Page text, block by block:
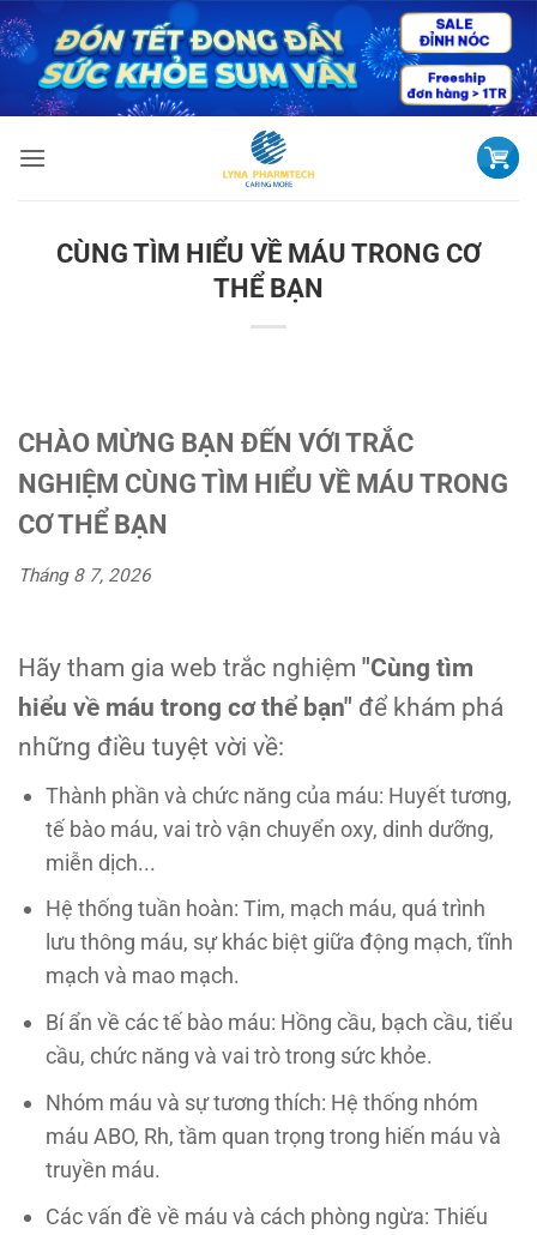
Bỏ
qua
dung
CÙNG TÌM HIỂU VỀ MÁU TRONG CƠ
THỂ BẠN
CHÀO MỪNG BẠN ĐẾN VỚI TRẮC
NGHIỆM CÙNG TÌM HIỂU VỀ MÁU TRONG
CƠ THỂ BẠN
Tháng 8 7, 2026
Hãy tham gia web trắc nghiệm "Cùng tìm
hiểu về máu trong cơ thể bạn" để khám phá
những điều tuyệt vời về:
Thành phần và chức năng của máu: Huyết tương,
tế bào máu, vai trò vận chuyển oxy, dinh dưỡng,
miễn dịch...
Hệ thống tuần hoàn: Tim, mạch máu, quá trình
lưu thông máu, sự khác biệt giữa động mạch, tĩnh
mạch và mao mạch.
Bí ẩn về các tế bào máu: Hồng cầu, bạch cầu, tiểu
cầu, chức năng và vai trò trong sức khỏe.
Nhóm máu và sự tương thích: Hệ thống nhóm
máu ABO, Rh, tầm quan trọng trong hiến máu và
truyền máu.
Các vấn đề về máu và cách phòng ngừa: Thiếu